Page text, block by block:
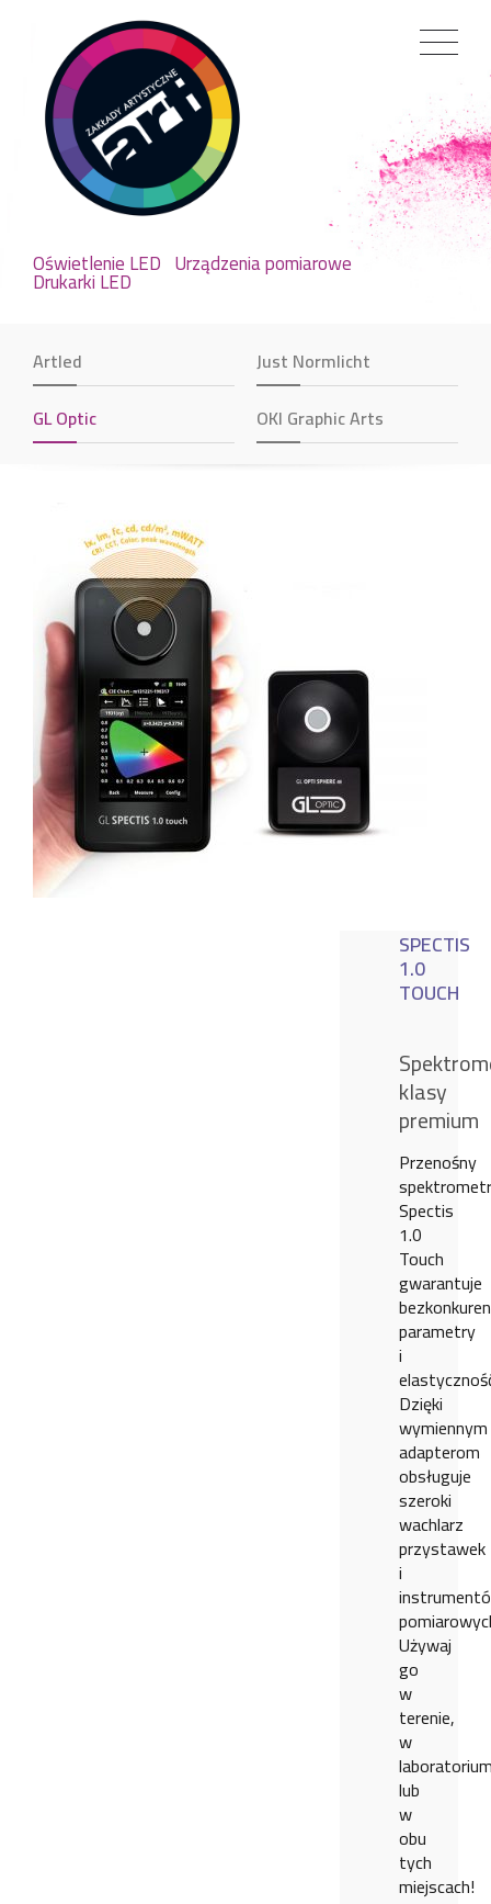
Oświetlenie LED Urządzenia pomiarowe
Drukarki LED
Artled
Just Normlicht
GL Optic
OKI Graphic Arts
SPECTIS
1.0
TOUCH
klasy
premium
Przenośny
spektrometr
Spectis
1.0
Touch
gwarantuje
parametry
i
Dzięki
wymiennym
adapterom
obsługuje
szeroki
wachlarz
przystawek
i
Używaj
go
w
terenie,
w
lub
w
obu
tych
miejscach!